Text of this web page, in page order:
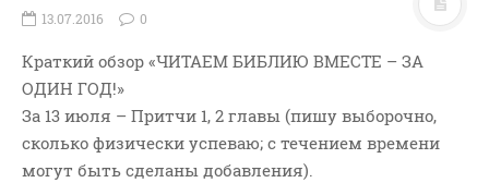
ГЛАВНАЯ
МОИ КНИГИ
СЛОВО-АУДИО
СЛОВО-ВИДЕО
ВОПРОСЫ ПАСТОРУ
13.07.2016 0
Краткий обзор «ЧИТАЕМ БИБЛИЮ ВМЕСТЕ – ЗА
ОДИН ГОД!»
За 13 июля – Притчи 1, 2 главы (пишу выборочно,
сколько физически успеваю; с течением времени
могут быть сделаны добавления).